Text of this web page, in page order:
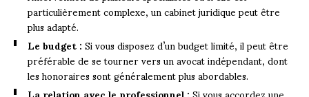
particulièrement complexe, un cabinet juridique peut être
plus adapté.
Le budget :Si vous disposez d’un budget limité, il peut être
préférable de se tourner vers un avocat indépendant, dont
les honoraires sont généralement plus abordables.